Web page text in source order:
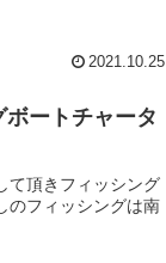
2021.10.25
ートチャータ
て頂きフィッシング
のフィッシングは南